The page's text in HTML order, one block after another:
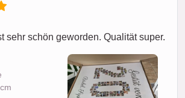
sehr schön geworden. Qualität super.